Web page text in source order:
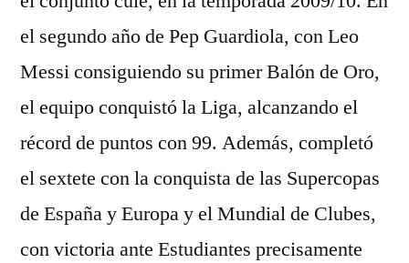
el segundo año de Pep Guardiola, con Leo
Messi consiguiendo su primer Balón de Oro,
el equipo conquistó la Liga, alcanzando el
récord de puntos con 99. Además, completó
el sextete con la conquista de las Supercopas
de España y Europa y el Mundial de Clubes,
con victoria ante Estudiantes precisamente